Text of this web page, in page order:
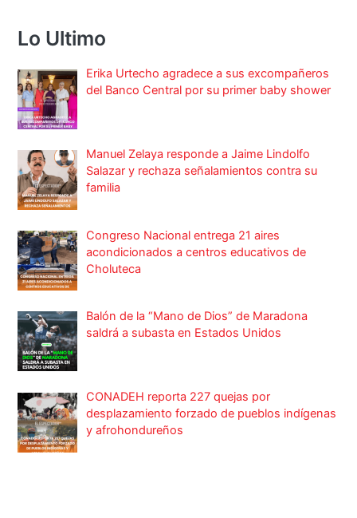
Lo Ultimo
Erika Urtecho agradece a sus excompañeros
del Banco Central por su primer baby shower
Manuel Zelaya responde a Jaime Lindolfo
Salazar y rechaza señalamientos contra su
familia
Congreso Nacional entrega 21 aires
acondicionados a centros educativos de
Choluteca
Balón de la “Mano de Dios” de Maradona
saldrá a subasta en Estados Unidos
CONADEH reporta 227 quejas por
desplazamiento forzado de pueblos indígenas
y afrohondureños